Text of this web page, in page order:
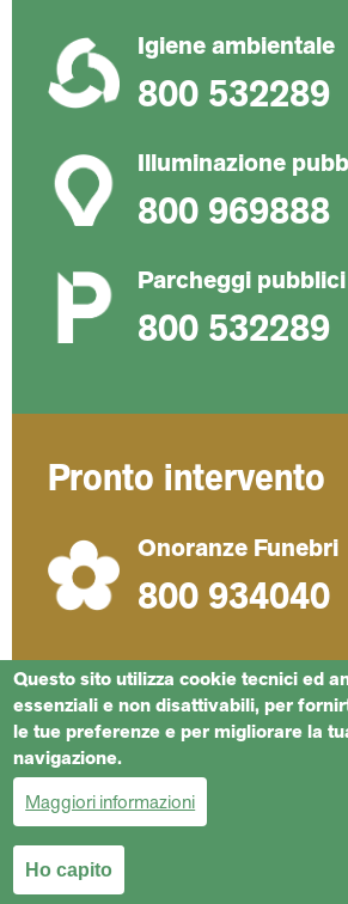
Igiene ambientale
800 532289
Illuminazione
800 969888
Parcheggi pubblici
800 532289
Pronto intervento
Onoranze Funebri
800 934040
Privacy Note legali Dicono di noi
Whistleblowing
Questo sito utilizza cookie tecnici ed
essenziali e non disattivabili, per
le tue preferenze e per migliorare la
navigazione.
Maggiori informazioni
Ho capito